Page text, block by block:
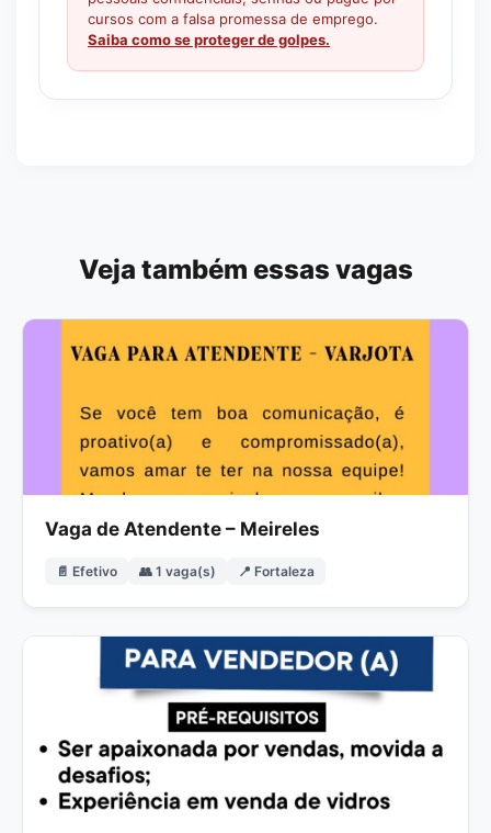
cursos com a falsa promessa de emprego.
Saiba como se proteger de golpes.
Veja também essas vagas
Vaga de Atendente – Meireles
📄 Efetivo 👥 1 vaga(s) 📍 Fortaleza